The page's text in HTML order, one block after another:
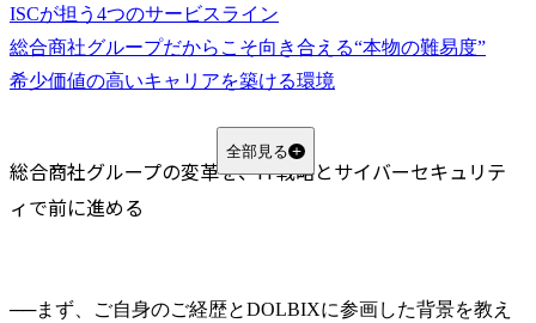
ISCが担う4つのサービスライン
総合商社グループだからこそ向き合える“本物の難易度”
希少価値の高いキャリアを築ける環境
今入る意味は、組織の“勝ち筋”そのものをつくれること
全部見る
総合商社グループの変革を、IT戦略とサイバーセキュリテ
ィで前に進める
──まず、ご自身のご経歴とDOLBIXに参画した背景を教え